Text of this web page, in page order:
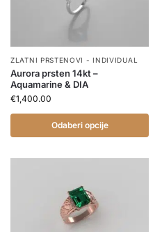
ZLATNI PRSTENOVI - INDIVIDUAL
Aurora prsten 14kt –
Aquamarine & DIA
€1,400.00
Odaberi opcije